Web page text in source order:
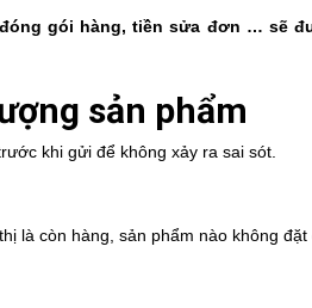
gói hàng, tiền sửa đơn … sẽ
sản phẩm
khi gửi để không xảy ra sai sót.
là còn hàng, sản phẩm nào không